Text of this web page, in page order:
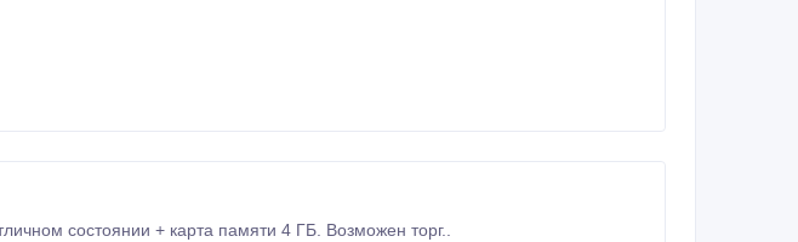
состоянии + карта памяти 4 ГБ. Возможен торг..